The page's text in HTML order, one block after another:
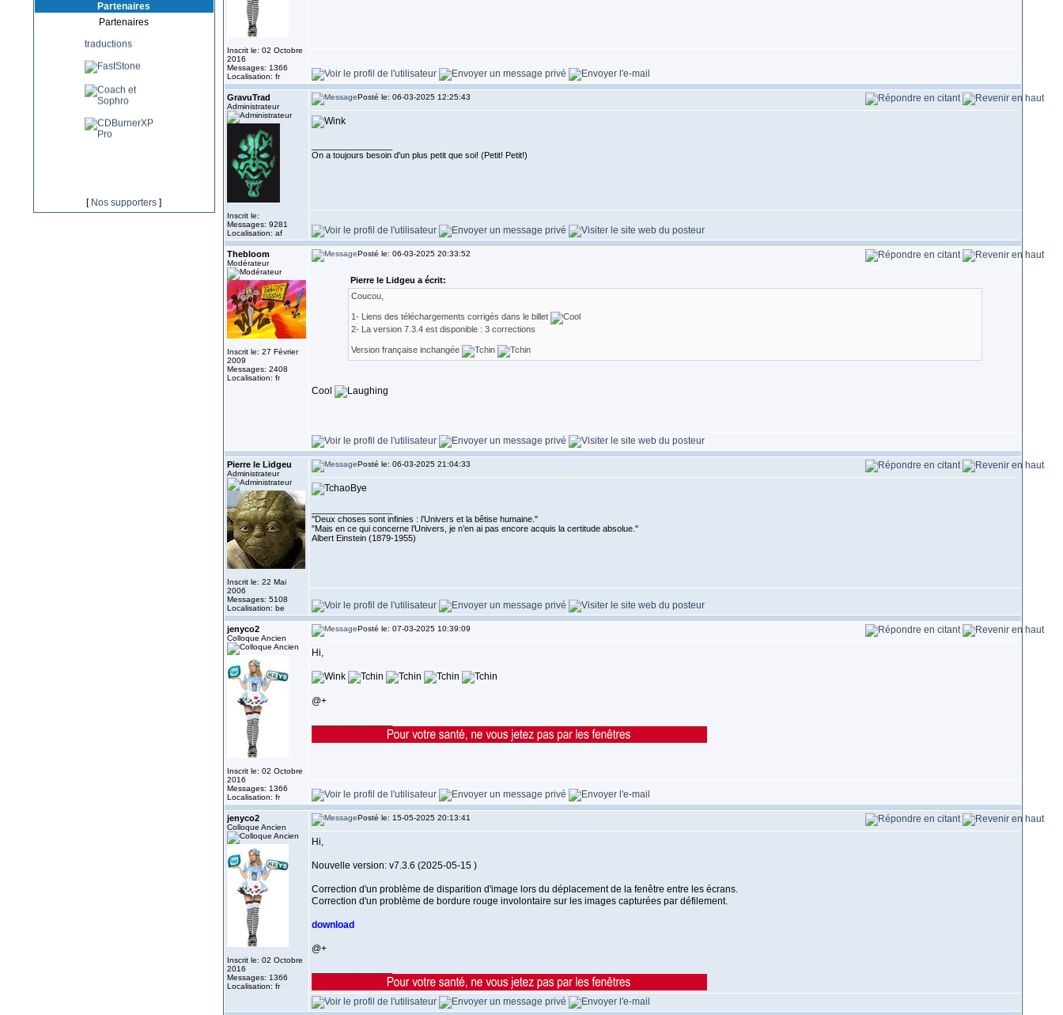
Partenaires
Partenaires
[ Nos supporters ]
Inscrit le: 02 Octobre
2016
Messages: 1366
Localisation: fr
GravuTrad
Administrateur
Inscrit le:
Messages: 9281
Localisation: af
Posté le: 06-03-2025 12:25:43
On a toujours besoin d'un plus petit que soi! (Petit! Petit!)
Thebloom
Modérateur
Inscrit le: 27 Février
2009
Messages: 2408
Localisation: fr
Posté le: 06-03-2025 20:33:52
Pierre le Lidgeu a écrit:
Coucou,
1- Liens des téléchargements corrigés dans le billet
2- La version 7.3.4 est disponible : 3 corrections
Version française inchangée
Cool
Pierre le Lidgeu
Administrateur
Inscrit le: 22 Mai
2006
Messages: 5108
Localisation: be
Posté le: 06-03-2025 21:04:33
''Deux choses sont infinies : l’Univers et la bêtise humaine."
"Mais en ce qui concerne l’Univers, je n’en ai pas encore acquis la certitude absolue.''
Albert Einstein (1879-1955)
jenyco2
Colloque Ancien
Inscrit le: 02 Octobre
2016
Messages: 1366
Localisation: fr
Posté le: 07-03-2025 10:39:09
Hi,
@+
jenyco2
Colloque Ancien
Inscrit le: 02 Octobre
2016
Messages: 1366
Localisation: fr
Posté le: 15-05-2025 20:13:41
Hi,
Nouvelle version: v7.3.6 (2025-05-15 )
Correction d'un problème de disparition d'image lors du déplacement de la fenêtre entre les écrans.
Correction d'un problème de bordure rouge involontaire sur les images capturées par défilement.
download
@+